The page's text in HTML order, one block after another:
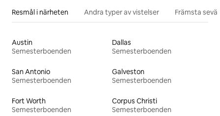
Resmål i närheten Andra typer av vistelser Främsta
Austin
Semesterboenden
Dallas
Semesterboenden
San Antonio
Semesterboenden
Galveston
Semesterboenden
Fort Worth
Semesterboenden
Corpus Christi
Semesterboenden